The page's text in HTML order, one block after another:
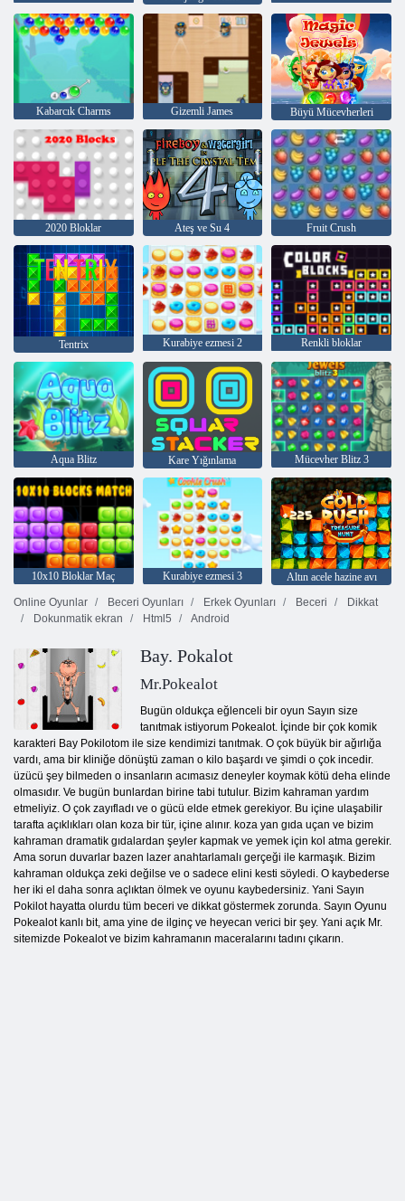
Kabarcık Charms Gizemli James Büyü Mücevherleri
2020 Bloklar Ateş ve Su 4 Fruit Crush
Tentrix Kurabiye ezmesi 2 Renkli bloklar
Aqua Blitz Kare Yığınlama Mücevher Blitz 3
10x10 Bloklar Maç Kurabiye ezmesi 3
Altın acele hazine avı
Online Oyunlar
Beceri Oyunları Erkek Oyunları Beceri
Dikkat
Dokunmatik ekran
Html5 Android
Bay. Pokalot
Mr.Pokealot
Bugün oldukça eğlenceli bir oyun Sayın size
tanıtmak istiyorum Pokealot. İçinde bir çok komik
karakteri Bay Pokilotom ile size kendimizi tanıtmak. O çok büyük bir ağırlığa
vardı, ama bir kliniğe dönüştü zaman o kilo başardı ve şimdi o çok incedir.
üzücü şey bilmeden o insanların acımasız deneyler koymak kötü deha elinde
olmasıdır. Ve bugün bunlardan birine tabi tutulur. Bizim kahraman yardım
etmeliyiz. O çok zayıfladı ve o gücü elde etmek gerekiyor. Bu içine ulaşabilir
tarafta açıklıkları olan koza bir tür, içine alınır. koza yan gıda uçan ve bizim
kahraman dramatik gıdalardan şeyler kapmak ve yemek için kol atma gerekir.
Ama sorun duvarlar bazen lazer anahtarlamalı gerçeği ile karmaşık. Bizim
kahraman oldukça zeki değilse ve o sadece elini kesti söyledi. O kaybederse
her iki el daha sonra açlıktan ölmek ve oyunu kaybedersiniz. Yani Sayın
Pokilot hayatta olurdu tüm beceri ve dikkat göstermek zorunda. Sayın Oyunu
Pokealot kanlı bit, ama yine de ilginç ve heyecan verici bir şey. Yani açık Mr.
sitemizde Pokealot ve bizim kahramanın maceralarını tadını çıkarın.